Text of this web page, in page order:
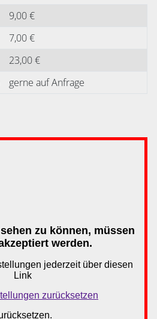
9,00 €
7,00 €
23,00 €
gerne auf Anfrage